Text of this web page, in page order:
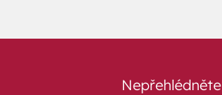
Nepřehlédněte